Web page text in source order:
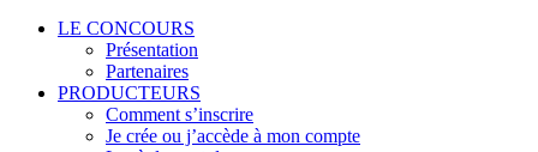
LE CONCOURS
Présentation
Partenaires
PRODUCTEURS
Comment s’inscrire
Je crée ou j’accède à mon compte